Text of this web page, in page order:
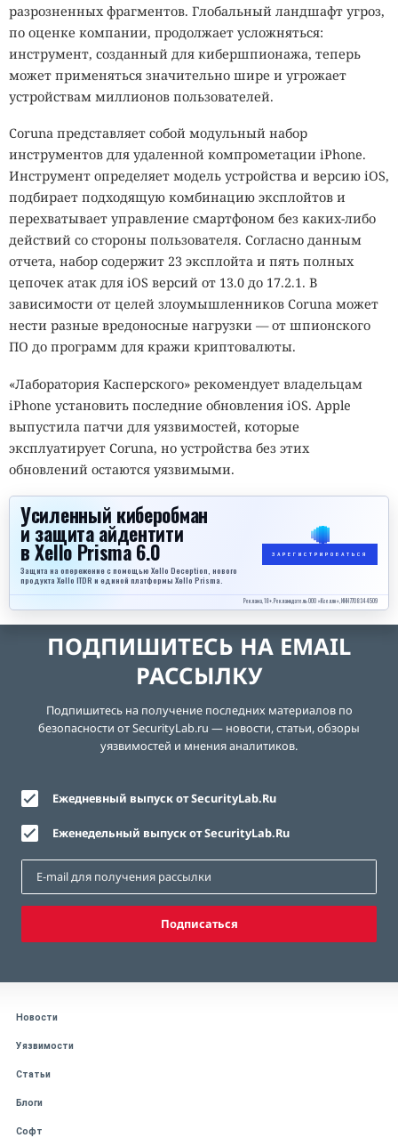
разрозненных фрагментов. Глобальный ландшафт угроз,
по оценке компании, продолжает усложняться:
инструмент, созданный для кибершпионажа, теперь
может применяться значительно шире и угрожает
устройствам миллионов пользователей.
Coruna представляет собой модульный набор
инструментов для удаленной компрометации iPhone.
Инструмент определяет модель устройства и версию iOS,
подбирает подходящую комбинацию эксплойтов и
перехватывает управление смартфоном без каких-либо
действий со стороны пользователя. Согласно данным
отчета, набор содержит 23 эксплойта и пять полных
цепочек атак для iOS версий от 13.0 до 17.2.1. В
зависимости от целей злоумышленников Coruna может
нести разные вредоносные нагрузки — от шпионского
ПО до программ для кражи криптовалюты.
«Лаборатория Касперского» рекомендует владельцам
iPhone установить последние обновления iOS. Apple
выпустила патчи для уязвимостей, которые
эксплуатирует Coruna, но устройства без этих
обновлений остаются уязвимыми.
Усиленный киберобман
и защита айдентити
в Xello Prisma 6.0
Защита на опережение с помощью Xello Deception, нового
продукта Xello ITDR и единой платформы Xello Prisma.
ЗАРЕГИСТРИРОВАТЬСЯ
Реклама, 18+. Рекламодатель ООО «Кселло», ИНН 7708344509
ПОДПИШИТЕСЬ НА EMAIL
РАССЫЛКУ
Подпишитесь на получение последних материалов по
безопасности от SecurityLab.ru — новости, статьи, обзоры
уязвимостей и мнения аналитиков.
Ежедневный выпуск от SecurityLab.Ru
Еженедельный выпуск от SecurityLab.Ru
Подписаться
Новости
Уязвимости
Статьи
Блоги
Софт